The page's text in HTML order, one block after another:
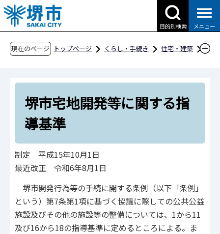
こ
の
ペ
目的別検索 メニュー
現在のページ トップページ くらし・手続き
住宅・建築
堺市宅地開発等に関する指導基準
堺市宅地開発等に関する指
導基準
制定 平成15年10月1日
最近改正 令和6年8月1日
堺市開発行為等の手続に開する条例（以下「条例」
という）第7条第1項に基づく協議に際しての公共公益
施設及びその他の施設等の整備については、1から11
及び16から18の指導基準に定めるところによる。ま